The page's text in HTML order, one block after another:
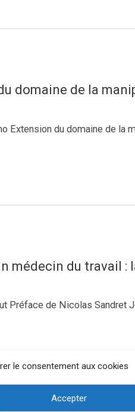
le consentement aux cookies
Accepter
domaine de la
Extension du domaine de
médecin du travail
Préface de Nicolas Sandret